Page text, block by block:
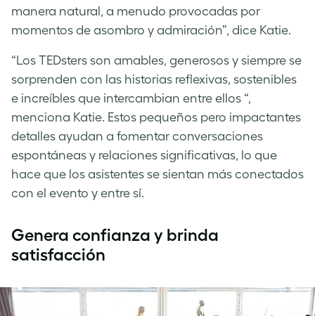
manera natural, a menudo provocadas por
momentos de asombro y admiración”, dice Katie.
“Los TEDsters son amables, generosos y siempre se
sorprenden con las historias reflexivas, sostenibles
e increíbles que intercambian entre ellos “,
menciona Katie. Estos pequeños pero impactantes
detalles ayudan a fomentar conversaciones
espontáneas y relaciones significativas, lo que
hace que los asistentes se sientan más conectados
con el evento y entre sí.
Genera confianza y brinda
satisfacción